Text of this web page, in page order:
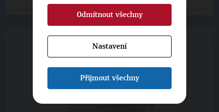
Odmítnout všechny
Nastavení
Přijmout všechny